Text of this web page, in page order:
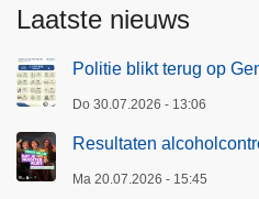
Laatste nieuws
Politie blikt terug op
Do 30.07.2026 - 13:06
Resultaten
Ma 20.07.2026 - 15:45